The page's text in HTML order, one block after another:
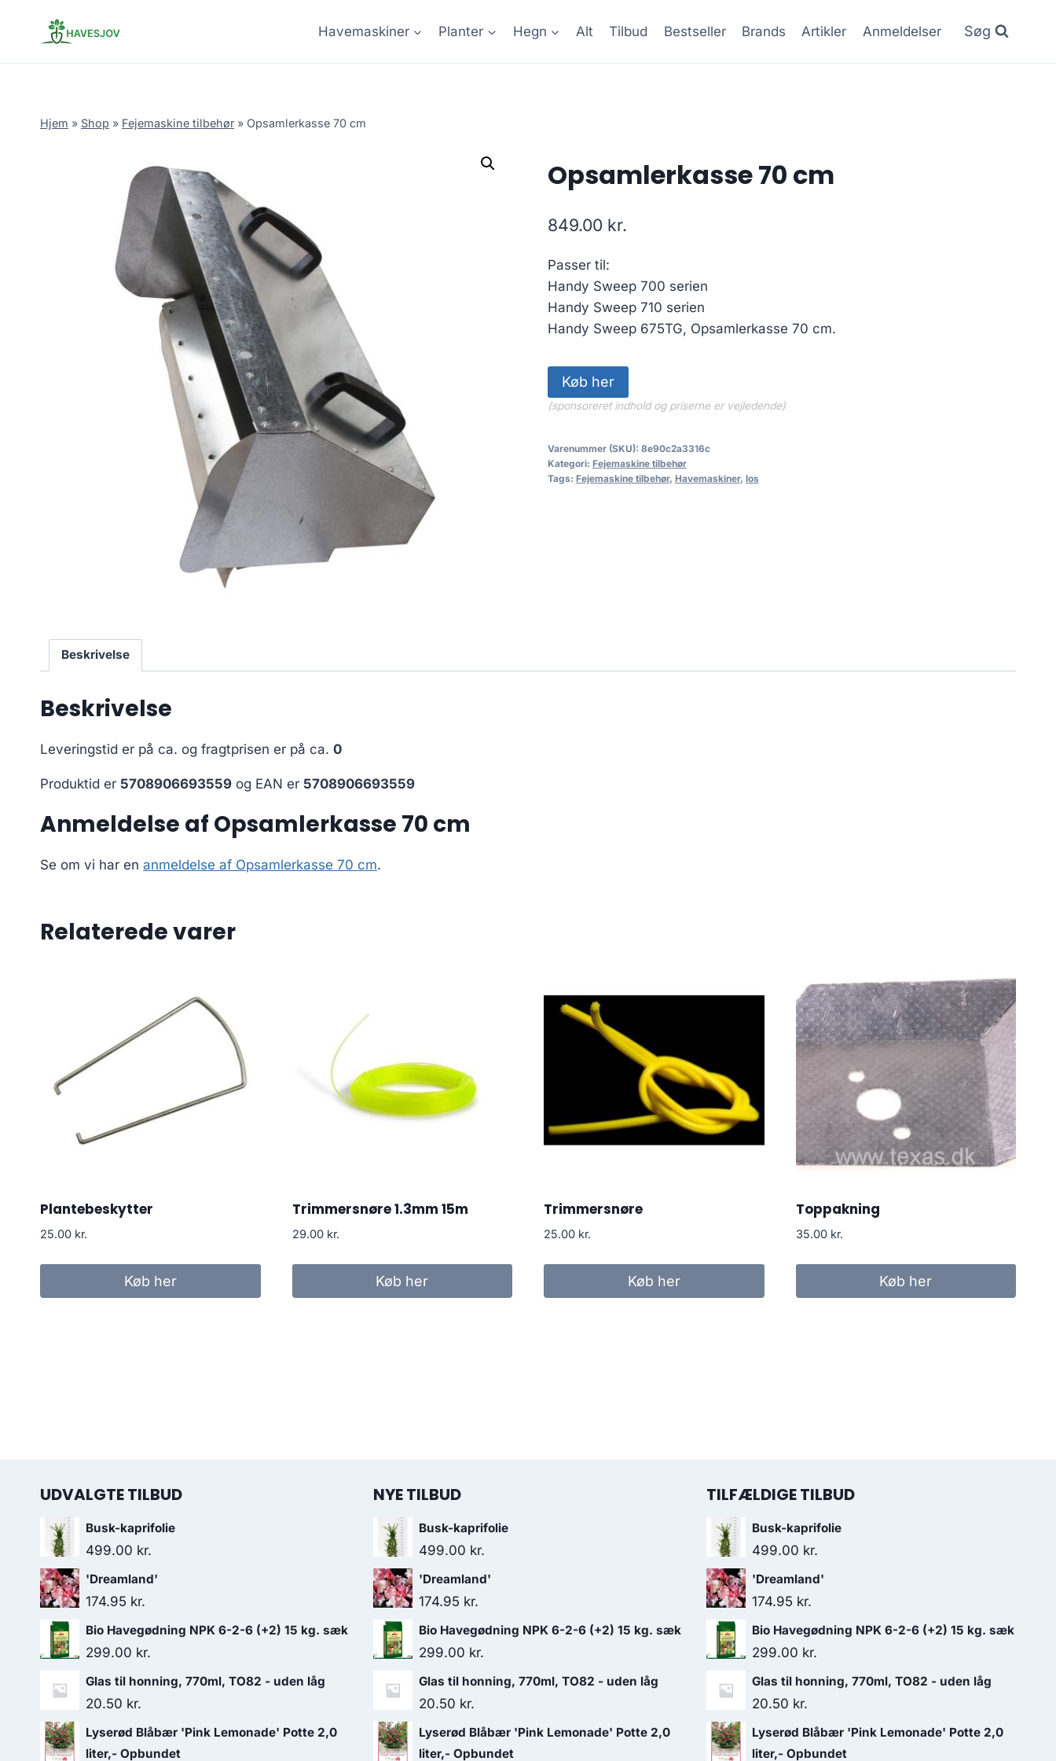
Havemaskiner Planter Hegn Alt Tilbud Bestseller Brands Artikler Anmeldelser Søg
Hjem » Shop » Fejemaskine tilbehør » Opsamlerkasse 70 cm
Opsamlerkasse 70 cm
849.00 kr.
Passer til:
Handy Sweep 700 serien
Handy Sweep 710 serien
Handy Sweep 675TG, Opsamlerkasse 70 cm.
Køb her
(sponsoreret indhold og priserne er vejledende)
Varenummer (SKU): 8e90c2a3316c
Kategori: Fejemaskine tilbehør
Tags: Fejemaskine tilbehør, Havemaskiner, los
Beskrivelse
Beskrivelse
Leveringstid er på ca. og fragtprisen er på ca. 0
Produktid er 5708906693559 og EAN er 5708906693559
Anmeldelse af Opsamlerkasse 70 cm
Se om vi har en anmeldelse af Opsamlerkasse 70 cm.
Relaterede varer
Plantebeskytter
25.00 kr.
Køb her
Trimmersnøre 1.3mm 15m
29.00 kr.
Køb her
Trimmersnøre
25.00 kr.
Køb her
Toppakning
35.00 kr.
Køb her
UDVALGTE TILBUD
Busk-kaprifolie
499.00 kr.
'Dreamland'
174.95 kr.
Bio Havegødning NPK 6-2-6 (+2) 15 kg. sæk
299.00 kr.
Glas til honning, 770ml, TO82 - uden låg
20.50 kr.
Lyserød Blåbær 'Pink Lemonade' Potte 2,0
liter,- Opbundet
NYE TILBUD
Busk-kaprifolie
499.00 kr.
'Dreamland'
174.95 kr.
Bio Havegødning NPK 6-2-6 (+2) 15 kg. sæk
299.00 kr.
Glas til honning, 770ml, TO82 - uden låg
20.50 kr.
Lyserød Blåbær 'Pink Lemonade' Potte 2,0
liter,- Opbundet
TILFÆLDIGE TILBUD
Busk-kaprifolie
499.00 kr.
'Dreamland'
174.95 kr.
Bio Havegødning NPK 6-2-6 (+2) 15 kg. sæk
299.00 kr.
Glas til honning, 770ml, TO82 - uden låg
20.50 kr.
Lyserød Blåbær 'Pink Lemonade' Potte 2,0
liter,- Opbundet